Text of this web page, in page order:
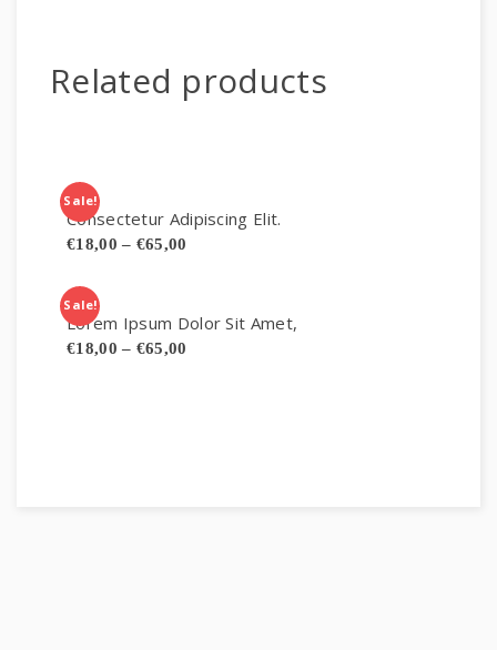
Related products
Sale!
Consectetur Adipiscing Elit.
€18,00 – €65,00
Sale!
Lorem Ipsum Dolor Sit Amet,
€18,00 – €65,00